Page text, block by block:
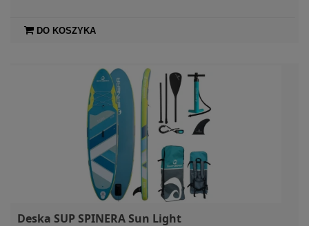
DO KOSZYKA
Deska SUP SPINERA Sun Light